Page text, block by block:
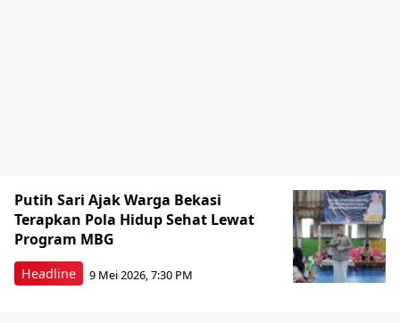
Headline
Putih Sari Ajak Warga Bekasi
Terapkan Pola Hidup Sehat Lewat
Program MBG
9 Mei 2026, 7:30 PM